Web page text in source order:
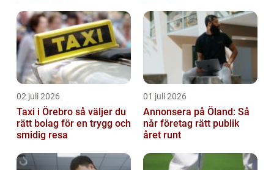
02 juli 2026
Taxi i Örebro så väljer du
rätt bolag för en trygg och
smidig resa
01 juli 2026
Annonsera på Öland: Så
når företag rätt publik
året runt